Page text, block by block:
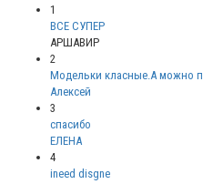
1
ВСЕ СУПЕР
АРШАВИР
2
Модельки класные.А можно
Алексей
3
спасибо
ЕЛЕНА
4
ineed disgne